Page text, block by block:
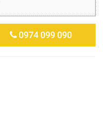
0974 099 090